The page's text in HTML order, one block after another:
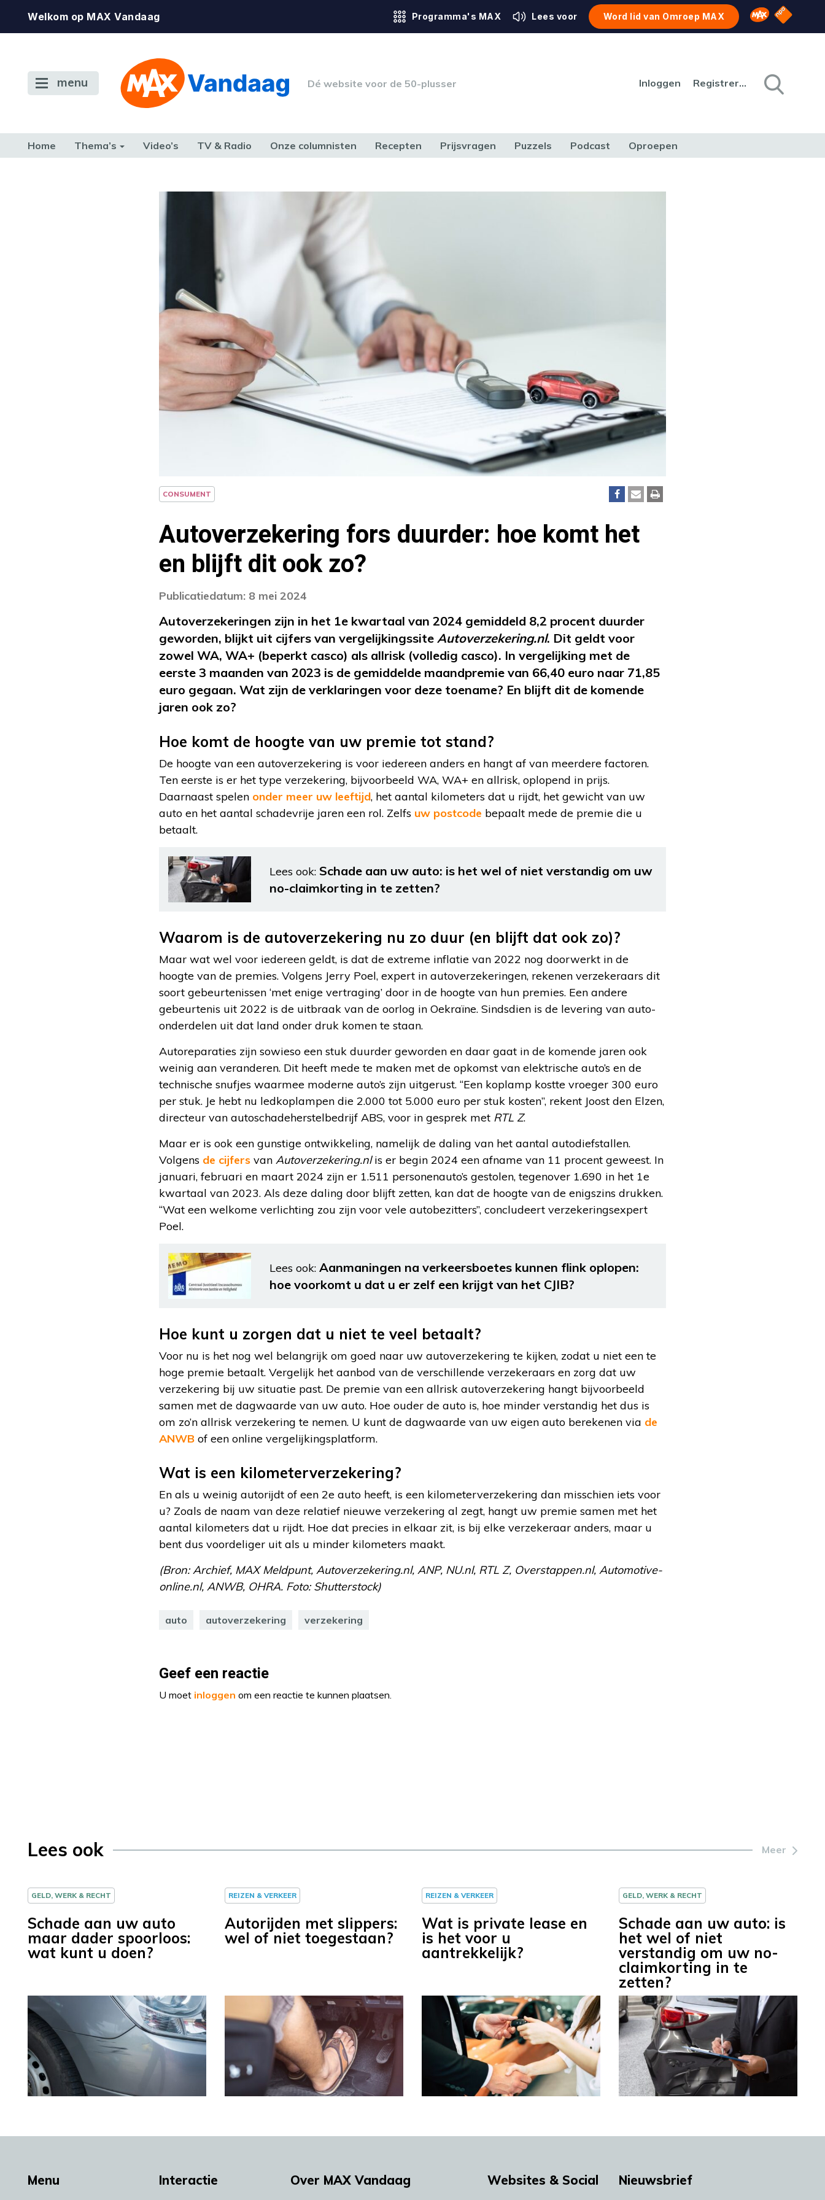
Welkom op MAX Vandaag Programma's MAX Lees voor Word lid van Omroep MAX Omroep MAX
NPO
menu Dé website voor de 50-plusser Inloggen Registreren
Home Thema’s Video’s TV & Radio Onze columnisten Recepten Prijsvragen Puzzels Podcast Oproepen
CONSUMENT
Autoverzekering fors duurder: hoe komt het
en blijft dit ook zo?
Publicatiedatum: 8 mei 2024
Autoverzekeringen zijn in het 1e kwartaal van 2024 gemiddeld 8,2 procent duurder
geworden, blijkt uit cijfers van vergelijkingssite Autoverzekering.nl. Dit geldt voor
zowel WA, WA+ (beperkt casco) als allrisk (volledig casco). In vergelijking met de
eerste 3 maanden van 2023 is de gemiddelde maandpremie van 66,40 euro naar 71,85
euro gegaan. Wat zijn de verklaringen voor deze toename? En blijft dit de komende
jaren ook zo?
Hoe komt de hoogte van uw premie tot stand?
De hoogte van een autoverzekering is voor iedereen anders en hangt af van meerdere factoren.
Ten eerste is er het type verzekering, bijvoorbeeld WA, WA+ en allrisk, oplopend in prijs.
Daarnaast spelen onder meer uw leeftijd, het aantal kilometers dat u rijdt, het gewicht van uw
auto en het aantal schadevrije jaren een rol. Zelfs uw postcode bepaalt mede de premie die u
betaalt.
Lees ook: Schade aan uw auto: is het wel of niet verstandig om uw
no-claimkorting in te zetten?
Waarom is de autoverzekering nu zo duur (en blijft dat ook zo)?
Maar wat wel voor iedereen geldt, is dat de extreme inflatie van 2022 nog doorwerkt in de
hoogte van de premies. Volgens Jerry Poel, expert in autoverzekeringen, rekenen verzekeraars dit
soort gebeurtenissen ‘met enige vertraging’ door in de hoogte van hun premies. Een andere
gebeurtenis uit 2022 is de uitbraak van de oorlog in Oekraïne. Sindsdien is de levering van auto-
onderdelen uit dat land onder druk komen te staan.
Autoreparaties zijn sowieso een stuk duurder geworden en daar gaat in de komende jaren ook
weinig aan veranderen. Dit heeft mede te maken met de opkomst van elektrische auto’s en de
technische snufjes waarmee moderne auto’s zijn uitgerust. “Een koplamp kostte vroeger 300 euro
per stuk. Je hebt nu ledkoplampen die 2.000 tot 5.000 euro per stuk kosten”, rekent Joost den Elzen,
directeur van autoschadeherstelbedrijf ABS, voor in gesprek met RTL Z.
Maar er is ook een gunstige ontwikkeling, namelijk de daling van het aantal autodiefstallen.
Volgens de cijfers van Autoverzekering.nlis er begin 2024 een afname van 11 procent geweest. In
januari, februari en maart 2024 zijn er 1.511 personenauto’s gestolen, tegenover 1.690 in het 1e
kwartaal van 2023. Als deze daling door blijft zetten, kan dat de hoogte van de enigszins drukken.
“Wat een welkome verlichting zou zijn voor vele autobezitters”, concludeert verzekeringsexpert
Poel.
Lees ook: Aanmaningen na verkeersboetes kunnen flink oplopen:
hoe voorkomt u dat u er zelf een krijgt van het CJIB?
Hoe kunt u zorgen dat u niet te veel betaalt?
Voor nu is het nog wel belangrijk om goed naar uw autoverzekering te kijken, zodat u niet een te
hoge premie betaalt. Vergelijk het aanbod van de verschillende verzekeraars en zorg dat uw
verzekering bij uw situatie past. De premie van een allrisk autoverzekering hangt bijvoorbeeld
samen met de dagwaarde van uw auto. Hoe ouder de auto is, hoe minder verstandig het dus is
om zo’n allrisk verzekering te nemen. U kunt de dagwaarde van uw eigen auto berekenen via de
ANWB of een online vergelijkingsplatform.
Wat is een kilometerverzekering?
En als u weinig autorijdt of een 2e auto heeft, is een kilometerverzekering dan misschien iets voor
u? Zoals de naam van deze relatief nieuwe verzekering al zegt, hangt uw premie samen met het
aantal kilometers dat u rijdt. Hoe dat precies in elkaar zit, is bij elke verzekeraar anders, maar u
bent dus voordeliger uit als u minder kilometers maakt.
(Bron: Archief, MAX Meldpunt, Autoverzekering.nl, ANP, NU.nl, RTL Z, Overstappen.nl, Automotive-
online.nl, ANWB, OHRA. Foto: Shutterstock)
auto autoverzekering verzekering
Geef een reactie
U moet inloggen om een reactie te kunnen plaatsen.
Lees ook Meer
GELD, WERK & RECHT
Schade aan uw auto
maar dader spoorloos:
wat kunt u doen?
REIZEN & VERKEER
Autorijden met slippers:
wel of niet toegestaan?
REIZEN & VERKEER
Wat is private lease en
is het voor u
aantrekkelijk?
GELD, WERK & RECHT
Schade aan uw auto: is
het wel of niet
verstandig om uw no-
claimkorting in te
zetten?
Menu Interactie Over MAX Vandaag Websites & Social Nieuwsbrief